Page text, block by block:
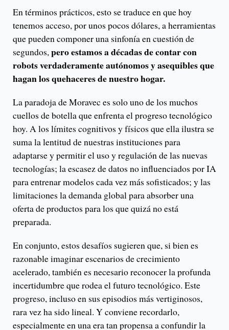
En términos prácticos, esto se traduce en que hoy
tenemos acceso, por unos pocos dólares, a herramientas
que pueden componer una sinfonía en cuestión de
segundos,pero estamos a décadas de contar con
robots verdaderamente autónomos y asequibles que
hagan los quehaceres de nuestro hogar.
La paradoja de Moravec es solo uno de los muchos
cuellos de botella que enfrenta el progreso tecnológico
hoy. A los límites cognitivos y físicos que ella ilustra se
suma la lentitud de nuestras instituciones para
adaptarse y permitir el uso y regulación de las nuevas
tecnologías; la escasez de datos no influenciados por IA
para entrenar modelos cada vez más sofisticados; y las
limitaciones la demanda global para absorber una
oferta de productos para los que quizá no está
preparada.
En conjunto, estos desafíos sugieren que, si bien es
razonable imaginar escenarios de crecimiento
acelerado, también es necesario reconocer la profunda
incertidumbre que rodea el futuro tecnológico. Este
progreso, incluso en sus episodios más vertiginosos,
rara vez ha sido lineal. Y conviene recordarlo,
especialmente en una era tan propensa a confundir la